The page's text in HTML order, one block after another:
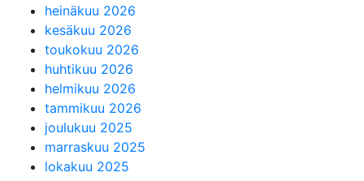
heinäkuu 2026
kesäkuu 2026
toukokuu 2026
huhtikuu 2026
helmikuu 2026
tammikuu 2026
joulukuu 2025
marraskuu 2025
lokakuu 2025